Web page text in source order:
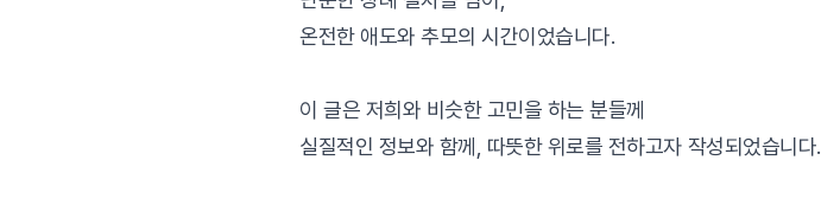
온전한 애도와 추모의 시간이었습니다.
이 글은 저희와 비슷한 고민을 하는 분들께
실질적인 정보와 함께, 따뜻한 위로를 전하고자 작성되었습니다.